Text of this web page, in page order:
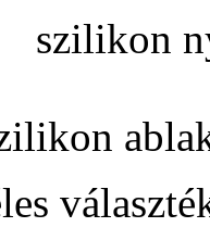
szilikon